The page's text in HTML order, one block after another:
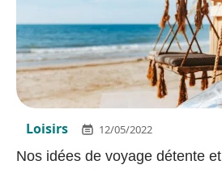
Loisirs 12/05/2022
Nos idées de voyage détente